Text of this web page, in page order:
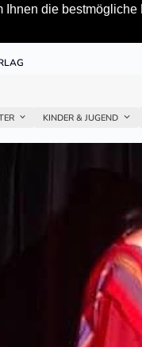
Ihnen die
KINDER & JUGEND